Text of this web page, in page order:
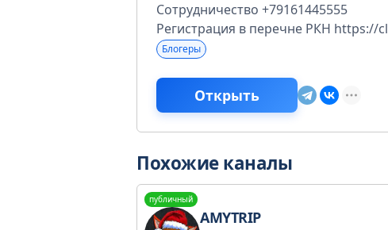
Сотрудничество +79161445555
Регистрация в перечне РКН https://
Блогеры
Открыть
Похожие каналы
публичный
AMYTRIP